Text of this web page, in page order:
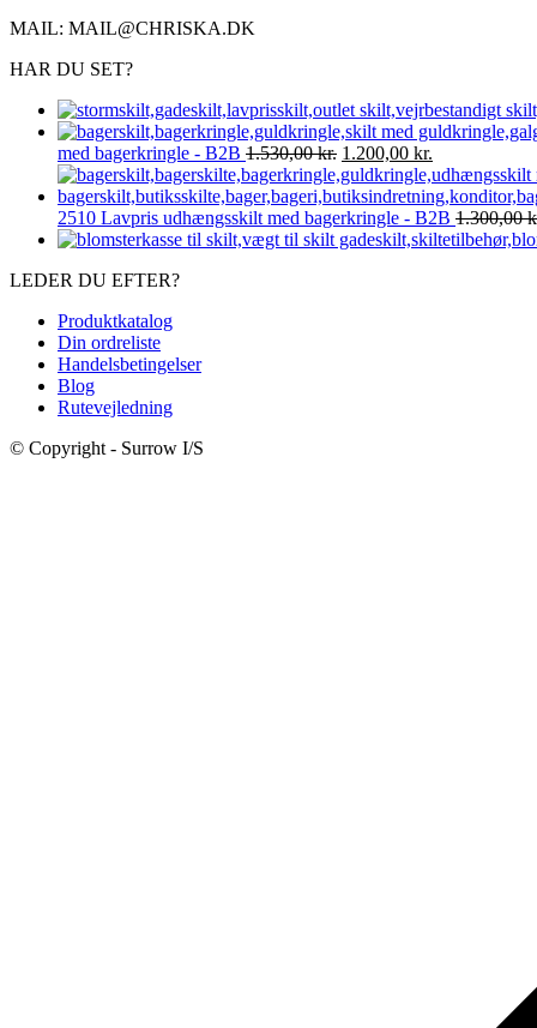
MAIL: MAIL@CHRISKA.DK
HAR DU SET?
med bagerkringle - B2B 1.530,00kr. Den
oprindelige
pris
var:
1.530,00 kr..
1.200,00 kr.
aktuelle
pris
er:
1.200,00 kr..
2510 Lavpris udhængsskilt med bagerkringle - B2B 1.300,00
LEDER DU EFTER?
Produktkatalog
Din ordreliste
Handelsbetingelser
Blog
Rutevejledning
© Copyright - Surrow I/S